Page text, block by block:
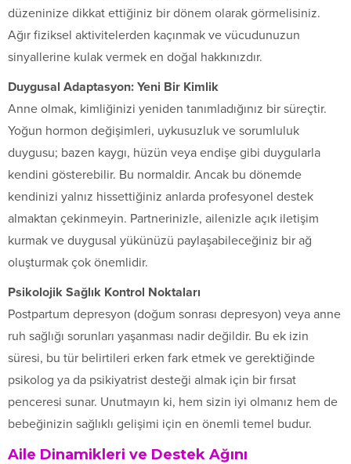
düzeninize dikkat ettiğiniz bir dönem olarak görmelisiniz.
Ağır fiziksel aktivitelerden kaçınmak ve vücudunuzun
sinyallerine kulak vermek en doğal hakkınızdır.
Duygusal Adaptasyon: Yeni Bir Kimlik
Anne olmak, kimliğinizi yeniden tanımladığınız bir süreçtir.
Yoğun hormon değişimleri, uykusuzluk ve sorumluluk
duygusu; bazen kaygı, hüzün veya endişe gibi duygularla
kendini gösterebilir. Bu normaldir. Ancak bu dönemde
kendinizi yalnız hissettiğiniz anlarda profesyonel destek
almaktan çekinmeyin. Partnerinizle, ailenizle açık iletişim
kurmak ve duygusal yükünüzü paylaşabileceğiniz bir ağ
oluşturmak çok önemlidir.
Psikolojik Sağlık Kontrol Noktaları
Postpartum depresyon (doğum sonrası depresyon) veya anne
ruh sağlığı sorunları yaşanması nadir değildir. Bu ek izin
süresi, bu tür belirtileri erken fark etmek ve gerektiğinde
psikolog ya da psikiyatrist desteği almak için bir fırsat
penceresi sunar. Unutmayın ki, hem sizin iyi olmanız hem de
bebeğinizin sağlıklı gelişimi için en önemli temel budur.
Aile Dinamikleri ve Destek Ağını